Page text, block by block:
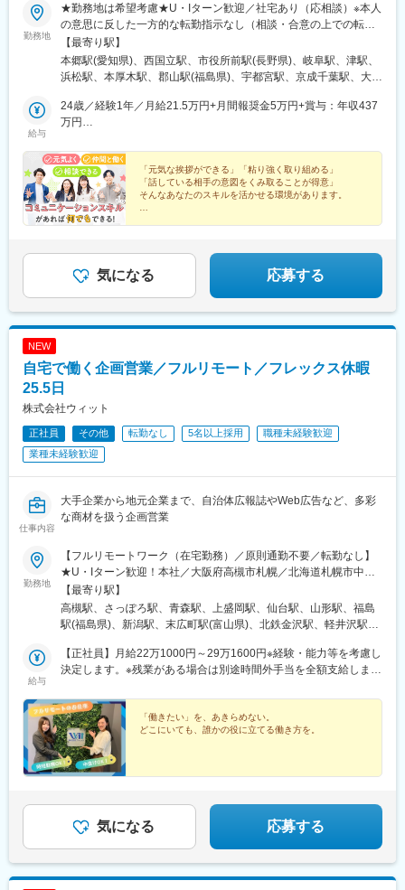
宮下駅、中崎町駅、姫路駅、交通局前駅(熊本県)、肥後橋駅、仙台
駅、三宮・花時計前駅、袋町駅、天文館通駅、立川駅、権堂駅、
千葉駅、新大阪駅、栗林駅、丸の内駅(富山県)、大阪阿部野橋駅、
藤崎宮前駅、鹿児島中央駅前駅、土橋駅(広島県)、郵便局前駅、西
８丁目駅、東本願寺前駅、栄町駅(東京都)、神奈川駅、五日市駅、
四条駅(京都市営)、新西大寺町筋駅、松山駅(愛媛県)、スタジアム
シティノース駅、西大橋駅、鷹野橋駅、仙台駅(地下鉄)、大阪梅田
川緑道公園駅、加治屋町駅
勤務地
★勤務地は希望考慮★U・Iターン歓迎／社宅あり（応相談）※本人
の意思に反した一方的な転勤指示なし（相談・合意の上での転勤
の可能性あり）※希望があればエリア外へ転勤可▼北海道・東北北
海道札幌市青森県青森市宮城県仙台市山形県山形市福島県郡山市
岩手県盛岡市▼関東東京都八王子市、立川市、北区神奈川県横浜
宇都宮市群馬県高崎市、前橋市茨城県水戸市、土浦市▼東海愛知
県一宮市、名古屋市静岡県静岡市、浜松市岐阜県岐阜市三重県津
市、姫路市和歌山県和歌山市▼北陸新潟県新潟市、長岡市石川県
金沢市富山県富山市長野県長野市、松本市福井県福井市▼中国・
四国愛媛県松山市岡山県岡山市広島県広島市山口県山口市香川県
高松市▼九州・沖縄熊本県熊本市鹿児島県鹿児島市長崎県長崎市
福岡県福岡市大分県大分市沖縄県那覇市※各グループ会社への在籍
煙防止対策済
【最寄り駅】
本郷駅(愛知県)、西国立駅、市役所前駅(長野県)、岐阜駅、津駅、
浜松駅、本厚木駅、郡山駅(福島県)、宇都宮駅、京成千葉駅、大宮
駅(京都市営)、西中島南方駅、和歌山市駅、金沢駅、栗林公園北口
駅、県庁前駅(富山県)、天王寺駅、博多駅、大分駅、水道町駅、都
駅、中央区役所前駅、青森駅、上盛岡駅、北四番丁駅、山形駅、
中島公園駅、泉中央駅、東宿郷駅、高崎駅、稲毛駅、王子駅、八
王子駅、三ツ沢下町駅、関屋駅(新潟県)、静岡駅、上社駅、桂駅、
堺市駅、中央市場前駅、大元駅、松島二丁目駅、佐伯区役所前
駅、東比恵駅、二中通駅、琴似駅(札幌市営)、八乙女駅、土浦駅、
駅、南富山駅、越前新保駅、松本駅、藤が丘駅(愛知県)、尾張一宮
駅、春日町駅、江坂駅、三国ケ丘駅(大阪府)、新神戸駅、大雲寺前
駅、比治山橋駅、大手町駅(愛媛県)、唐人町駅、スタジアムシティ
駅、貿易センター駅、中電前駅、高見馬場駅、一社駅、立川南
駅、長野駅、新浜松駅、千葉中央駅、上熊谷駅、南方駅(大阪府)、
栗林公園駅、新富町駅(富山県)、天王寺駅前駅、通町筋駅、中洲通
駅、小網町駅、城下駅(岡山県)、市役所前駅(愛媛県)、資生館小学
校前駅、北仙台駅、山鼻９条駅、駅東公園前駅、王子駅前駅、反
町駅、広電五日市駅、荒田八幡駅、琴似駅(函館本線)、宇都宮駅東
口駅、馬車道駅、船橋駅、南富山駅前駅、西松本駅、名鉄一宮
下駅、ＪＲ松山駅前駅、八千代町駅、鹿児島中央駅、四ツ橋駅、
田町駅(岡山県)、大神宮下駅、中崎町駅、姫路駅、交通局前駅(熊
駅、立川駅、権堂駅、千葉駅、新大阪駅、栗林駅、丸の内駅(富山
県)、大阪阿部野橋駅、藤崎宮前駅、鹿児島中央駅前駅、土橋駅(広
島県)、郵便局前駅、西８丁目駅、東本願寺前駅、栄町駅(東京
都)、神奈川駅、五日市駅、武之橋駅、日本大通り駅、北松本駅、
西一宮駅、百舌鳥八幡駅、四条駅(京都市営)、新西大寺町筋駅、松
山駅(愛媛県)、スタジアムシティノース駅、西大橋駅、鷹野橋駅、
仙台駅(地下鉄)、大阪梅田駅(阪急線)、淀屋橋駅、栄町駅(千葉
県)、旧居留地・大丸前駅、西川緑道公園駅、加治屋町駅
給与
24歳／経験1年／月給21.5万円+月間報奨金5万円+賞与：年収437
万円
万円
「元気な挨拶ができる」「粘り強く取り組める」
「話している相手の意図をくみ取ることが得意」
そんなあなたのスキルを活かせる環境があります。
★設立50年の安定企業
気になる 応募する
NEW
自宅で働く企画営業／フルリモート／フレックス休暇
25.5日
株式会社ウィット
正社員 その他 転勤なし 5名以上採用
職種未経験歓迎
業種未経験歓迎
仕事内容
大手企業から地元企業まで、自治体広報誌やWeb広告など、多彩
な商材を扱う企画営業
勤務地
【フルリモートワーク（在宅勤務）／原則通勤不要／転勤なし】
★U・Iターン歓迎！本社／大阪府高槻市札幌／北海道札幌市中央
区青森／青森県青森市盛岡／岩手県盛岡市仙台／宮城県仙台市青
葉区山形／山形県山形市福島／福島県福島市新潟／新潟県新潟市
中央区高岡／富山県高岡市金沢／石川県金沢市軽井沢／長野県北
水戸市東京／東京都千代田区静岡／静岡県静岡市葵区名古屋／愛
知県名古屋市中村区岐阜／岐阜県高山市神戸／兵庫県神戸中央区
和歌山市三重／三重県多気郡彦根／滋賀県彦根市鳥取／鳥取県鳥
取市松江／島根県松江市岡山／岡山県岡山市北区広島／広島県広
島市中区下関／山口県下関市松山／愛媛県松山市徳島／徳島県徳
島市高松／香川県高松市福岡／福岡県福岡市中央区大分／大分県
大分市佐賀／佐賀県佐賀市長崎／長崎県長崎市熊本／熊本県熊本
【最寄り駅】
高槻駅、さっぽろ駅、青森駅、上盛岡駅、仙台駅、山形駅、福島
駅(福島県)、新潟駅、末広町駅(富山県)、北鉄金沢駅、軽井沢駅、
近鉄名古屋駅、新島々駅、旧居留地・大丸前駅、京都駅、奈良
駅、和歌山市駅、漕代駅、彦根駅、鳥取駅、松江しんじ湖温泉
天神駅、大分駅、佐賀駅、長崎駅前駅、通町筋駅、宮崎駅、鹿児
島中央駅前駅、てだこ浦西駅、高槻市駅、札幌駅、あおば通駅、
片原町駅(富山県)、宇都宮駅東口駅、淡路町駅、日吉町駅、名古屋
駅、三宮・花時計前駅、七条駅、近鉄奈良駅、郵便局前駅、県庁
前駅(広島県)、西鉄福岡駅、五島町駅、水道町駅、鹿児島中央駅、
名鉄名古屋駅、貿易センター駅、西川緑道公園駅、紙屋町西駅、
市役所前駅(愛媛県)、天神南駅、長崎駅(長崎県)、熊本城・市役所
前駅、都通駅
給与
【正社員】月給22万1000円～29万1600円※経験・能力等を考慮し
決定します。※残業がある場合は別途時間外手当を全額支給しま
♪【アルバイト・パート】時給1300円～1800円
「働きたい」を、あきらめない。
どこにいても、誰かの役に立てる働き方を。
気になる 応募する